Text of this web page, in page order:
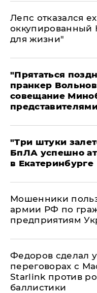
Лепс отказался
оккупированный
для жизни"
"Прятаться
пранкер
совещание
"Три штуки
БпЛА успешно
в Екатеринбурге
Мошенники
армии РФ по
предприятиям
Федоров сделал
переговорах с
Starlink против
баллистики